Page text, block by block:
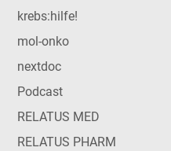
krebs:hilfe!
mol-onko
nextdoc
Podcast
RELATUS MED
RELATUS PHARM